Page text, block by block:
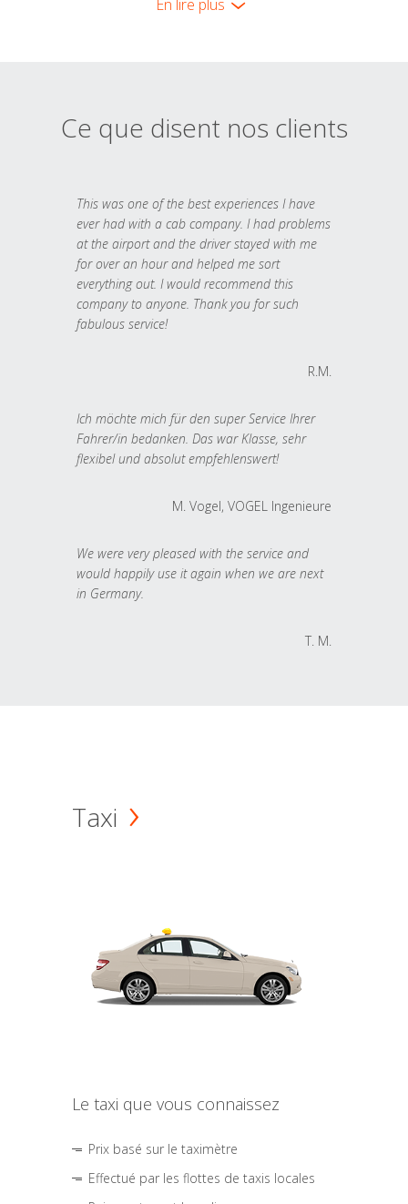
En lire plus
Ce que disent nos clients
This was one of the best experiences I have
ever had with a cab company. I had problems
at the airport and the driver stayed with me
for over an hour and helped me sort
everything out. I would recommend this
company to anyone. Thank you for such
fabulous service!
R.M.
Ich möchte mich für den super Service Ihrer
Fahrer/in bedanken. Das war Klasse, sehr
flexibel und absolut empfehlenswert!
M. Vogel, VOGEL Ingenieure
We were very pleased with the service and
would happily use it again when we are next
in Germany.
T. M.
Taxi
Le taxi que vous connaissez
Prix basé sur le taximètre
Effectué par les flottes de taxis locales